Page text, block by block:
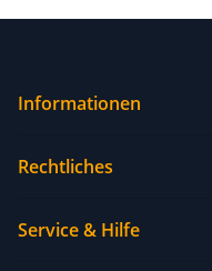
Informationen
Rechtliches
Service & Hilfe